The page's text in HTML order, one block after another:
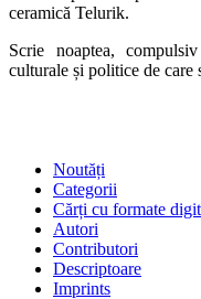
ceramică Telurik.
Scrie noaptea,
culturale și politice de care
Noutăți
Categorii
Cărți cu formate
Autori
Contributori
Descriptoare
Imprints